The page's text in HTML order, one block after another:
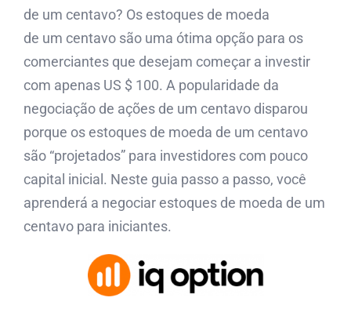
de um centavo? Os estoques de moeda
de um centavo são uma ótima opção para os
comerciantes que desejam começar a investir
com apenas US $ 100. A popularidade da
negociação de ações de um centavo disparou
porque os estoques de moeda de um centavo
são “projetados” para investidores com pouco
capital inicial. Neste guia passo a passo, você
aprenderá a negociar estoques de moeda de um
centavo para iniciantes.